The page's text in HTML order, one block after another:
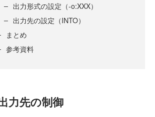
出力形式の設定（-o:XXX）
出力先の設定（INTO）
まとめ
参考資料
力先の制御